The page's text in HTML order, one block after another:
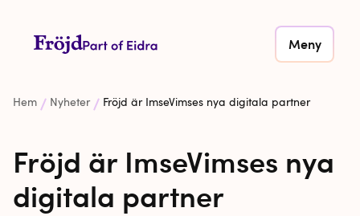
Meny
Hem Nyheter Fröjd är ImseVimses nya digitala partner
Fröjd är ImseVimses nya
digitala partner